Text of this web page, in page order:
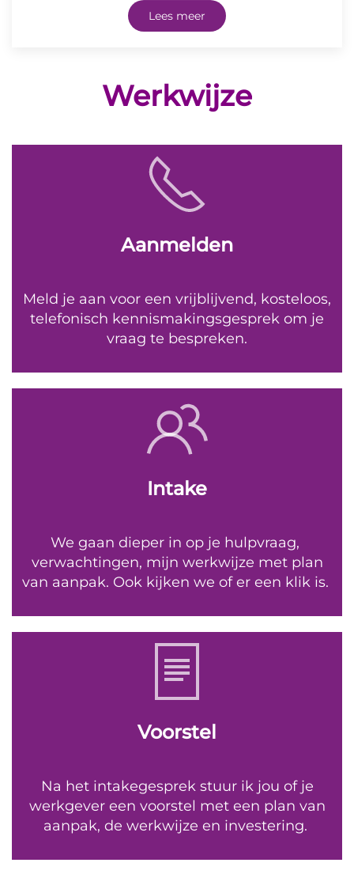
Lees meer
Werkwijze
Aanmelden
Meld je aan voor een vrijblijvend, kosteloos,
telefonisch kennismakingsgesprek om je
vraag te bespreken.
Intake
We gaan dieper in op je hulpvraag,
verwachtingen, mijn werkwijze met plan
van aanpak. Ook kijken we of er een klik is.
Voorstel
Na het intakegesprek stuur ik jou of je
werkgever een voorstel met een plan van
aanpak, de werkwijze en investering.